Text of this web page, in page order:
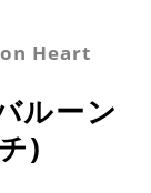
Heart
ルーン
)